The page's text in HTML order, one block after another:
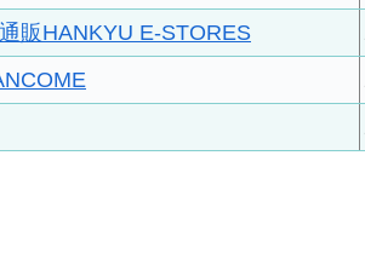
販HANKYU E-STORES